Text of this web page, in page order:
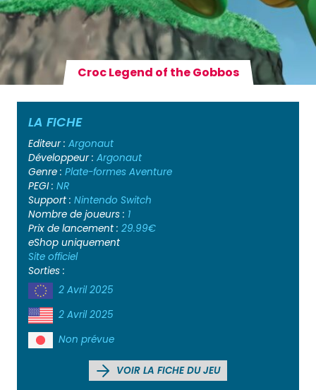
Croc Legend of the Gobbos
LA FICHE
Editeur : Argonaut
Développeur : Argonaut
Genre : Plate-formes Aventure
PEGI : NR
Support : Nintendo Switch
Nombre de joueurs : 1
Prix de lancement : 29.99€
eShop uniquement
Site officiel
Sorties :
2 Avril 2025
2 Avril 2025
Non prévue
VOIR LA FICHE DU JEU